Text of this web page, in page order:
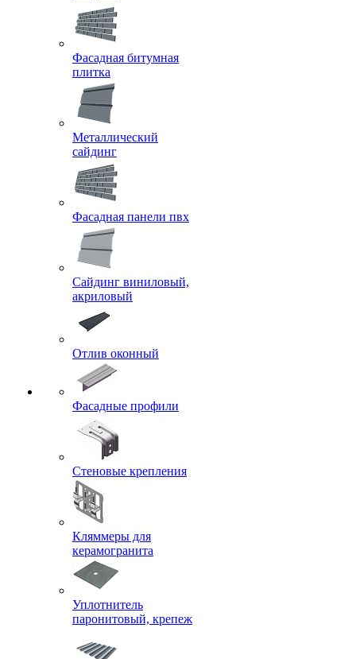
Фасадная битумная
плитка
Металлический
сайдинг
Фасадная панели пвх
Сайдинг виниловый,
акриловый
Отлив оконный
Фасадные профили
Стеновые крепления
Кляммеры для
керамогранита
Уплотнитель
паронитовый, крепеж